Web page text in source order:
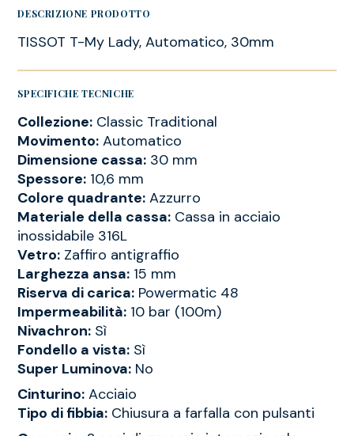
DESCRIZIONE PRODOTTO
TISSOT T-My Lady, Automatico, 30mm
SPECIFICHE TECNICHE
Collezione: Classic Traditional
Movimento: Automatico
Dimensione cassa: 30 mm
Spessore: 10,6 mm
Colore quadrante: Azzurro
Materiale della cassa: Cassa in acciaio
inossidabile 316L
Vetro: Zaffiro antigraffio
Larghezza ansa: 15 mm
Riserva di carica: Powermatic 48
Impermeabilità: 10 bar (100m)
Nivachron: Sì
Fondello a vista: Sì
Super Luminova: No
Cinturino: Acciaio
Tipo di fibbia: Chiusura a farfalla con pulsanti